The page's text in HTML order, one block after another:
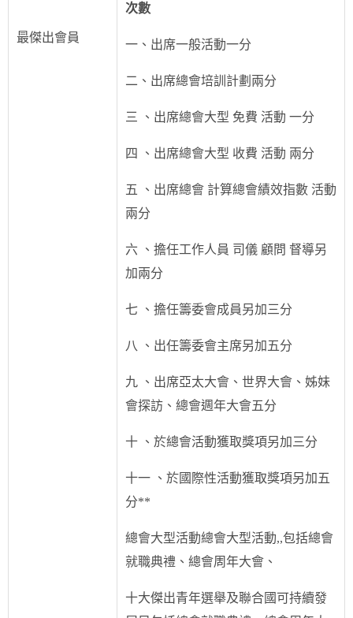
最傑出會員
次數
一、出席一般活動一分
二、出席總會培訓計劃兩分
三 、出席總會大型 免費 活動 一分
四 、出席總會大型 收費 活動 兩分
五 、出席總會 計算總會績效指數 活動
兩分
六 、擔任工作人員 司儀 顧問 督導另
加兩分
七 、擔任籌委會成員另加三分
八 、出任籌委會主席另加五分
九 、出席亞太大會、世界大會、姊妹
會探訪、總會週年大會五分
十 、於總會活動獲取獎項另加三分
十一 、於國際性活動獲取獎項另加五
分**
總會大型活動總會大型活動,,包括總會
就職典禮、總會周年大會、
十大傑出青年選舉及聯合國可持續發